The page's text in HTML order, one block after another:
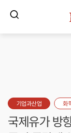
기업과산업 화
국제유가 방